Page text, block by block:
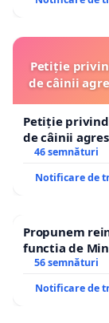
Petiție
de câinii
Petiție
de câinii
46 semnături
Notificare de
Propunem
functia de
56 semnături
Notificare de